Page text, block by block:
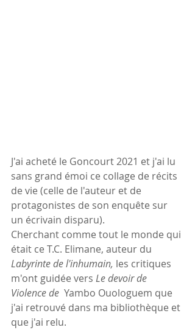
J'ai acheté le Goncourt 2021 et j'ai lu
sans grand émoi ce collage de récits
de vie (celle de l'auteur et de
protagonistes de son enquête sur
un écrivain disparu).
Cherchant comme tout le monde qui
était ce T.C. Elimane, auteur du
Labyrinte de l'inhumain, les critiques
m'ont guidée vers Le devoir de
Violence de Yambo Ouologuem que
j'ai retrouvé dans ma bibliothèque et
que j'ai relu.